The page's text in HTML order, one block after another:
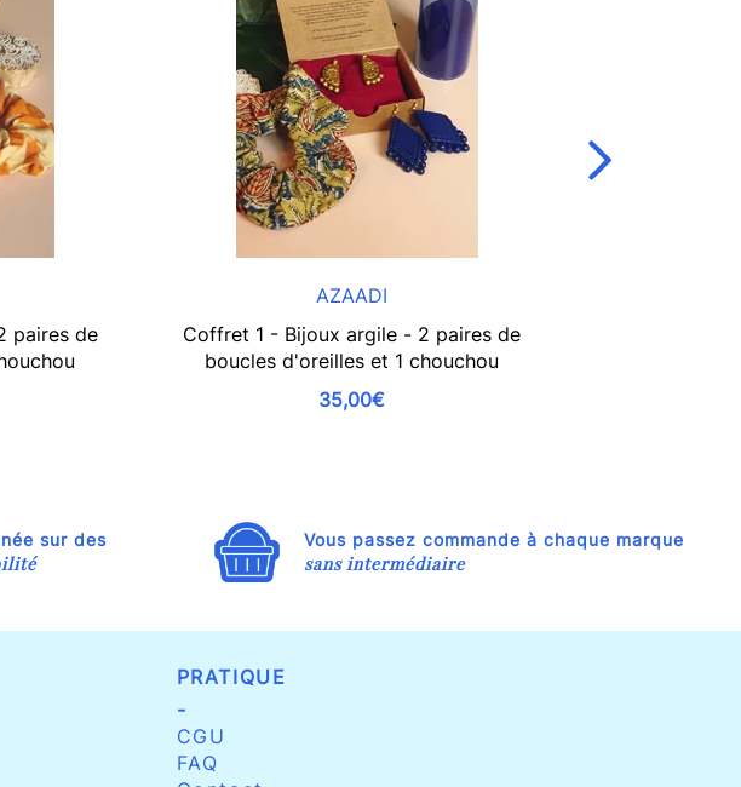
paires de
AZAADI
Coffret 1 - Bijoux argile - 2 paires de
boucles d'oreilles et 1 chouchou
35,00€
sur des
Vous passez commande à chaque marque
sans intermédiaire
PRATIQUE
-
CGU
FAQ